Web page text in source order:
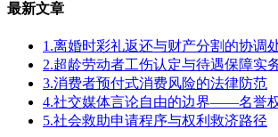
最新文章
1.离婚时彩礼返还与财产分割的协调
2.超龄劳动者工伤认定与待遇保障实
3.消费者预付式消费风险的法律防范
4.社交媒体言论自由的边界——名誉
5.社会救助申请程序与权利救济路径